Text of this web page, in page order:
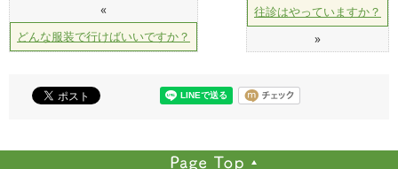
«
どんな服装で行けばいいですか？
往診はやっていますか？
»